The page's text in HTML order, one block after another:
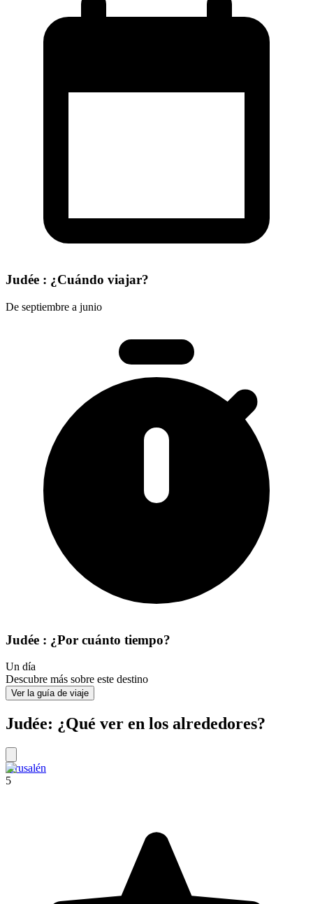
Judée : ¿Cuándo viajar?
De septiembre a junio
Judée : ¿Por cuánto tiempo?
Un día
Descubre más sobre este destino
Ver la guía de viaje
Judée: ¿Qué ver en los alrededores?
Jerusalén
5